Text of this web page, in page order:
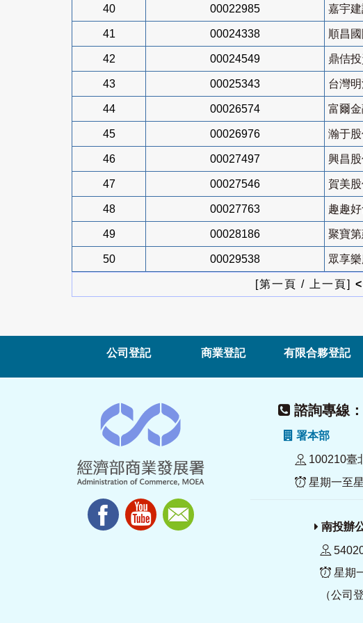
40 00022985 嘉宇
41 00024338 順昌
42 00024549 鼎佶
43 00025343 台灣
44 00026574 富爾
45 00026976 瀚于
46 00027497 興昌
47 00027546 賀美
48 00027763 趣趣
49 00028186 聚寶
50 00029538 眾享
[第一頁 / 上一頁]
公司登記 商業登記 有限合夥登記
諮詢專線
署本部
100210臺
星期一至
南投辦
星期
（公司